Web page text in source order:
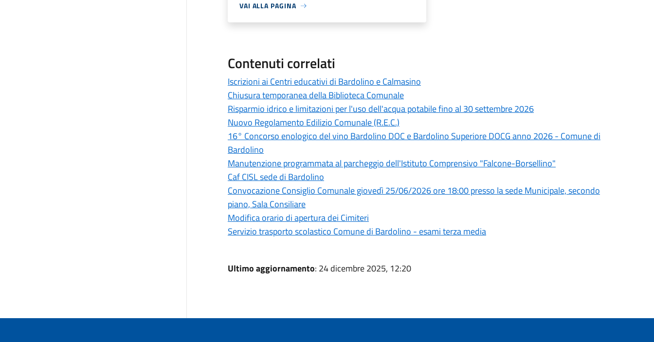
VAI ALLA PAGINA
Contenuti correlati
Iscrizioni ai Centri educativi di Bardolino e Calmasino
Chiusura temporanea della Biblioteca Comunale
Risparmio idrico e limitazioni per l'uso dell'acqua potabile fino al 30 settembre 2026
Nuovo Regolamento Edilizio Comunale (R.E.C.)
16° Concorso enologico del vino Bardolino DOC e Bardolino Superiore DOCG anno 2026 - Comune di
Bardolino
Manutenzione programmata al parcheggio dell'Istituto Comprensivo "Falcone-Borsellino"
Caf CISL sede di Bardolino
Convocazione Consiglio Comunale giovedì 25/06/2026 ore 18:00 presso la sede Municipale, secondo
piano, Sala Consiliare
Modifica orario di apertura dei Cimiteri
Servizio trasporto scolastico Comune di Bardolino - esami terza media
Ultimo aggiornamento: 24 dicembre 2025, 12:20